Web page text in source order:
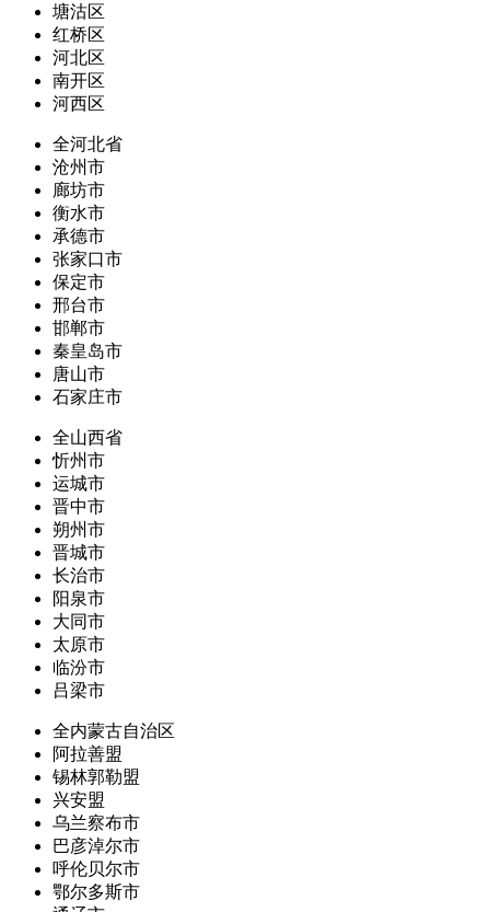
塘沽区
红桥区
河北区
南开区
河西区
全河北省
沧州市
廊坊市
衡水市
承德市
张家口市
保定市
邢台市
邯郸市
秦皇岛市
唐山市
石家庄市
全山西省
忻州市
运城市
晋中市
朔州市
晋城市
长治市
阳泉市
大同市
太原市
临汾市
吕梁市
全内蒙古自治区
阿拉善盟
锡林郭勒盟
兴安盟
乌兰察布市
巴彦淖尔市
呼伦贝尔市
鄂尔多斯市